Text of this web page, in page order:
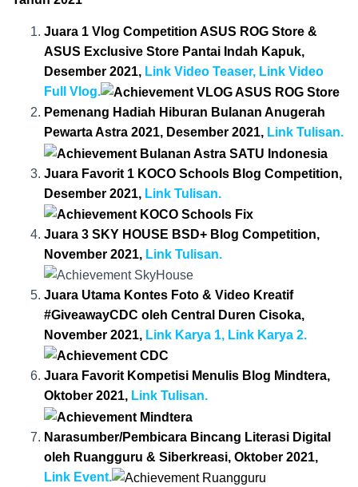
Juara 1 Vlog Competition ASUS ROG Store &
ASUS Exclusive Store Pantai Indah Kapuk,
Desember 2021, Link Video Teaser, Link Video
Full Vlog.
Pemenang Hadiah Hiburan Bulanan Anugerah
Pewarta Astra 2021, Desember 2021, Link Tulisan.
Juara Favorit 1 KOCO Schools Blog Competition,
Desember 2021, Link Tulisan.
Juara 3 SKY HOUSE BSD+ Blog Competition,
November 2021, Link Tulisan.
Juara Utama Kontes Foto & Video Kreatif
#GiveawayCDC oleh Central Duren Cisoka,
November 2021, Link Karya 1, Link Karya 2.
Juara Favorit Kompetisi Menulis Blog Mindtera,
Oktober 2021, Link Tulisan.
Narasumber/Pembicara Bincang Literasi Digital
oleh Ruangguru & Siberkreasi, Oktober 2021,
Link Event.